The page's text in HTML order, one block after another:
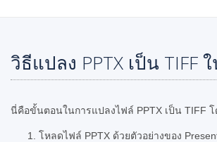
วิธีแปลง PPTX เป็น TIFF
นี่คือขั้นตอนในการแปลงไฟล์ PPTX เป็น TIFF โ
โหลดไฟล์ PPTX ด้วยตัวอย่างของ